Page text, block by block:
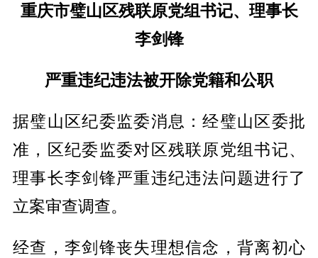
重庆市璧山区残联原党组书记、理事长
李剑锋
严重违纪违法被开除党籍和公职
据璧山区纪委监委消息：经璧山区委批
准，区纪委监委对区残联原党组书记、
理事长李剑锋严重违纪违法问题进行了
立案审查调查。
经查，李剑锋丧失理想信念，背离初心